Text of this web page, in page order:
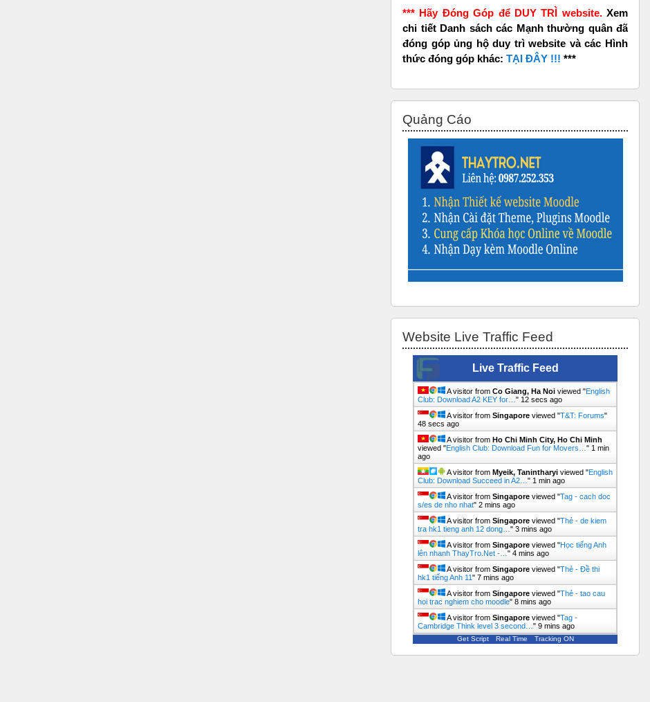
*** Hãy Đóng Góp để DUY TRÌ website. Xem
chi tiết Danh sách các Mạnh thường quân đã
đóng góp ủng hộ duy trì website và các Hình
thức đóng góp khác: TẠI ĐÂY !!! ***
Quảng Cáo
Website Live Traffic Feed
Live Traffic Feed
A visitor from Co Giang, Ha Noi viewed "English
Club: Download A2 KEY for…" 13 secs ago
A visitor from Singapore viewed "T&T: Forums"
49 secs ago
A visitor from Ho Chi Minh City, Ho Chi Minh
viewed "English Club: Download Fun for Movers…" 1 min
ago
A visitor from Myeik, Tanintharyi viewed "English
Club: Download Succeed in A2…" 1 min ago
A visitor from Singapore viewed "Tag - cach doc
s/es de nho nhat" 2 mins ago
A visitor from Singapore viewed "Thẻ - de kiem
tra hk1 tieng anh 12 dong…" 4 mins ago
A visitor from Singapore viewed "Học tiếng Anh
lên nhanh ThayTro.Net -…" 4 mins ago
A visitor from Singapore viewed "Thẻ - Đề thi
hk1 tiếng Anh 11" 7 mins ago
A visitor from Singapore viewed "Thẻ - tao cau
hoi trac nghiem cho moodle" 8 mins ago
A visitor from Singapore viewed "Tag -
Cambridge Think level 3 second…" 9 mins ago
Get Script Real Time Tracking ON